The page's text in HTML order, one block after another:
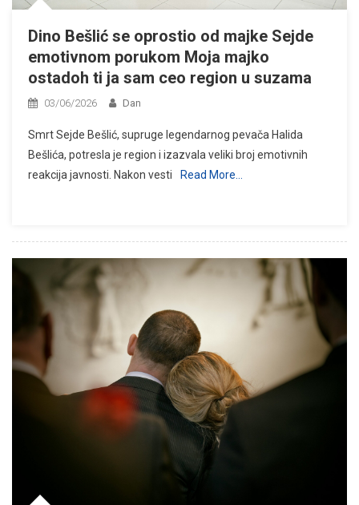
Dino Bešlić se oprostio od majke Sejde
emotivnom porukom Moja majko
ostadoh ti ja sam ceo region u suzama
03/06/2026 Dan
Smrt Sejde Bešlić, supruge legendarnog pevača Halida
Bešlića, potresla je region i izazvala veliki broj emotivnih
reakcija javnosti. Nakon vesti
Read More…